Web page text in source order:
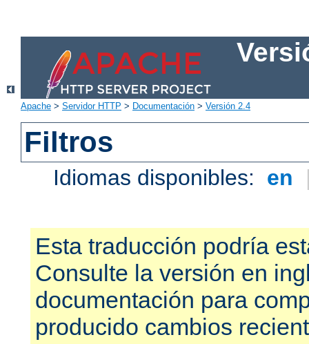
Apache > Servidor HTTP > Documentación > Versión 2.4
Filtros
Idiomas disponibles: en
Esta traducción podría
Consulte la versión en
documentación para
producido cambios